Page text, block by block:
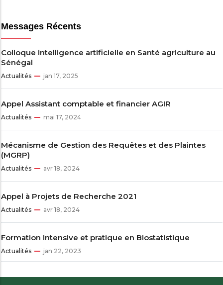
Messages Récents
Colloque intelligence artificielle en Santé agriculture au
Sénégal
Actualités jan 17, 2025
Appel Assistant comptable et financier AGIR
Actualités mai 17, 2024
Mécanisme de Gestion des Requêtes et des Plaintes
(MGRP)
Actualités avr 18, 2024
Appel à Projets de Recherche 2021
Actualités avr 18, 2024
Formation intensive et pratique en Biostatistique
Actualités jan 22, 2023